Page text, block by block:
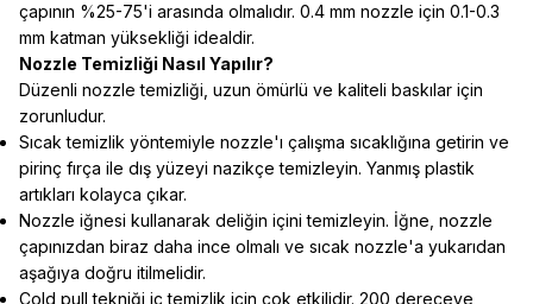
çapının %25-75'i arasında olmalıdır. 0.4 mm nozzle için 0.1-0.3
mm katman yüksekliği idealdir.
Nozzle Temizliği Nasıl Yapılır?
Düzenli nozzle temizliği, uzun ömürlü ve kaliteli baskılar için
zorunludur.
Sıcak temizlik yöntemiyle nozzle'ı çalışma sıcaklığına getirin ve
pirinç fırça ile dış yüzeyi nazikçe temizleyin. Yanmış plastik
artıkları kolayca çıkar.
Nozzle iğnesi kullanarak deliğin içini temizleyin. İğne, nozzle
çapınızdan biraz daha ince olmalı ve sıcak nozzle'a yukarıdan
aşağıya doğru itilmelidir.
Cold pull tekniği iç temizlik için çok etkilidir. 200 dereceye